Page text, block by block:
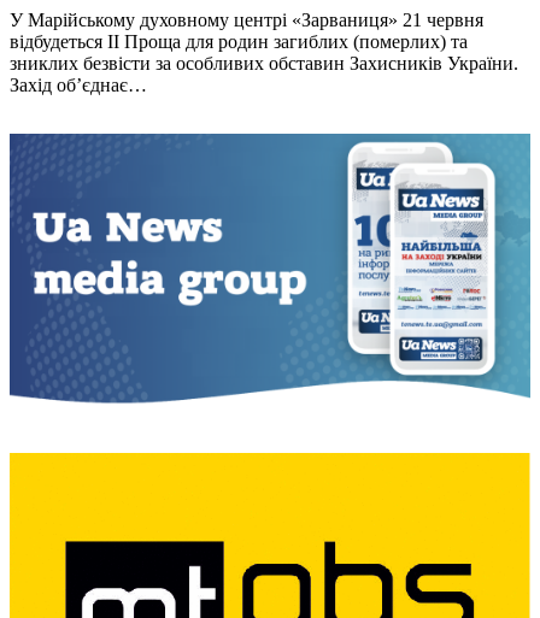
У Марійському духовному центрі «Зарваниця» 21 червня
відбудеться ІІ Проща для родин загиблих (померлих) та
зниклих безвісти за особливих обставин Захисників України.
Захід об’єднає…